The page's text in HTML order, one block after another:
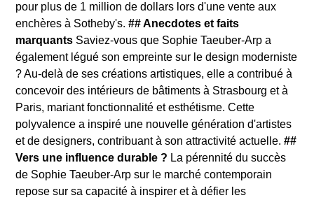
pour plus de 1 million de dollars lors d'une vente aux
enchères à Sotheby's.## Anecdotes et faits
marquants Saviez-vous que Sophie Taeuber-Arp a
également légué son empreinte sur le design moderniste
? Au-delà de ses créations artistiques, elle a contribué à
concevoir des intérieurs de bâtiments à Strasbourg et à
Paris, mariant fonctionnalité et esthétisme. Cette
polyvalence a inspiré une nouvelle génération d'artistes
et de designers, contribuant à son attractivité actuelle.##
Vers une influence durable ? La pérennité du succès
de Sophie Taeuber-Arp sur le marché contemporain
repose sur sa capacité à inspirer et à défier les